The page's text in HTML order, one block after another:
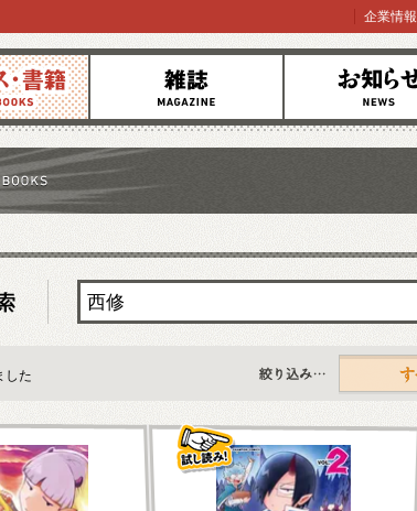
雑誌 お知らせ
企業情報
した
すべて